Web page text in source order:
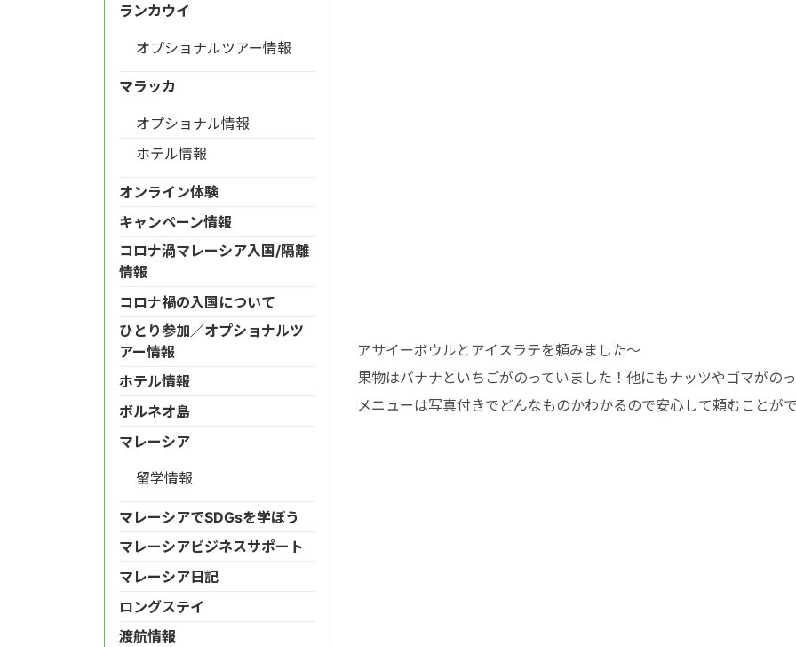
アサイーボウルとアイスラテを頼みました〜
果物はバナナといちごがのっていました！他にもナッツやゴマがの
メニューは写真付きでどんなものかわかるので安心して頼むことが
ランカウイ
オプショナルツアー情報
マラッカ
オプショナル情報
ホテル情報
オンライン体験
キャンペーン情報
コロナ渦マレーシア入国/隔離
情報
コロナ禍の入国について
ひとり参加／オプショナルツ
アー情報
ホテル情報
ボルネオ島
マレーシア
留学情報
マレーシアでSDGsを学ぼう
マレーシアビジネスサポート
マレーシア日記
ロングステイ
渡航情報